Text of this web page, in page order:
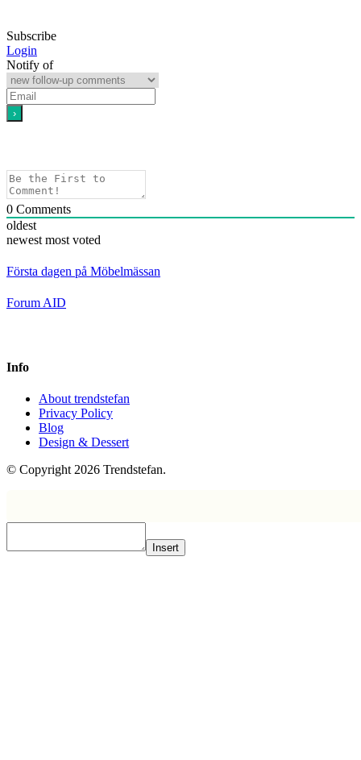
Subscribe
Login
Notify of
0 Comments
oldest
newest most voted
Första dagen på Möbelmässan
Forum AID
Info
About trendstefan
Privacy Policy
Blog
Design & Dessert
© Copyright 2026 Trendstefan.
Insert